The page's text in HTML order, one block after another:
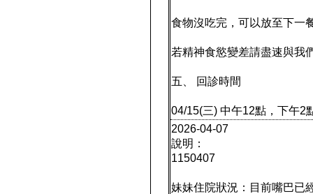
食物沒吃完，可以放至下一
若精神食慾變差請盡速與我
五、 回診時間
04/15(三) 中午12點，下午2
2026-04-07
說明：
1150407
妹妹住院狀況：目前嘴巴已